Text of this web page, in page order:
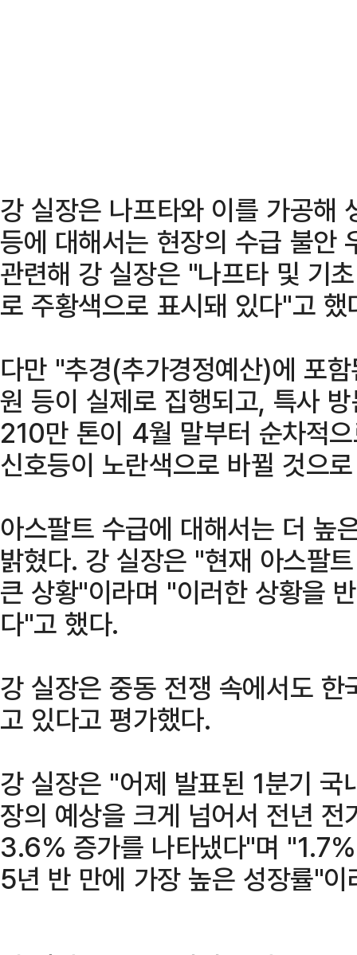
강 실장은 나프타와 이를 가공해
등에 대해서는 현장의 수급 불안
관련해 강 실장은 "나프타 및 기
로 주황색으로 표시돼 있다"고 했
다만 "추경(추가경정예산)에 포
원 등이 실제로 집행되고, 특사
210만 톤이 4월 말부터 순차적
신호등이 노란색으로 바뀔 것으
아스팔트 수급에 대해서는 더 높
밝혔다. 강 실장은 "현재 아스팔
큰 상황"이라며 "이러한 상황을
다"고 했다.
강 실장은 중동 전쟁 속에서도
고 있다고 평가했다.
강 실장은 "어제 발표된 1분기
장의 예상을 크게 넘어서 전년
3.6% 증가를 나타냈다"며
5년 반 만에 가장 높은 성장률"이